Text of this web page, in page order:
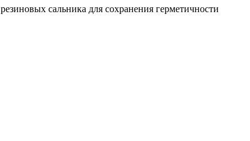
сальника для сохранения герметичности